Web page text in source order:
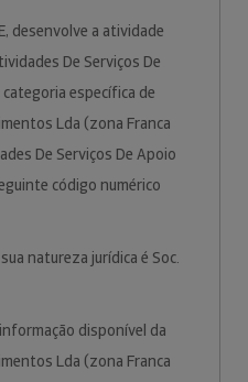
desenvolve a atividade
De Serviços De
específica de
Lda (zona Franca
De Serviços De Apoio
código numérico
natureza jurídica é Soc.
disponível da
Lda (zona Franca